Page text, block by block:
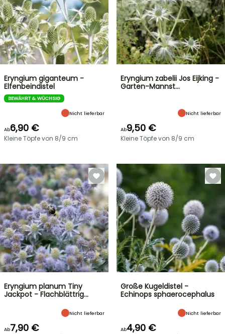
Eryngium giganteum -
Elfenbeindistel
BEWÄHRT & WÜCHSIG
Nicht lieferbar
Ab6,90 €
Kleine Töpfe von 8/9 cm
Eryngium zabelii Jos Eijking -
Garten-Mannst…
Nicht lieferbar
Ab9,50 €
Kleine Töpfe von 8/9 cm
Eryngium planum Tiny
Jackpot - Flachblättrig…
Nicht lieferbar
Ab7,90 €
Große Kugeldistel -
Echinops sphaerocephalus
Nicht lieferbar
Ab4,90 €